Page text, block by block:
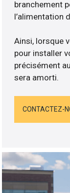
branchement
l’alimentation
Ainsi, lorsque
pour installer
précisément
sera amorti.
CONTACTEZ-